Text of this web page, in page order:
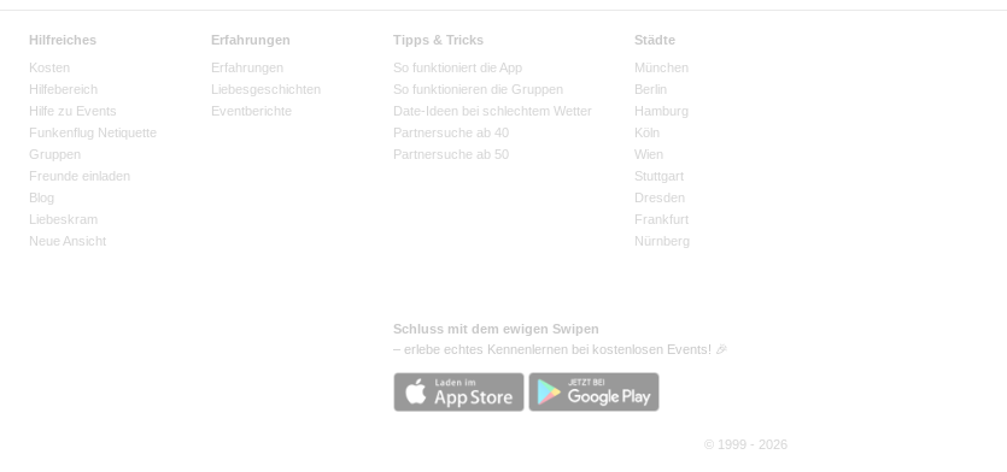
Hilfreiches
Kosten
Hilfebereich
Hilfe zu Events
Funkenflug Netiquette
Gruppen
Freunde einladen
Blog
Liebeskram
Neue Ansicht
Erfahrungen
Erfahrungen
Liebesgeschichten
Eventberichte
Tipps & Tricks
So funktioniert die App
So funktionieren die Gruppen
Date-Ideen bei schlechtem Wetter
Partnersuche ab 40
Partnersuche ab 50
Städte
München
Berlin
Hamburg
Köln
Wien
Stuttgart
Dresden
Frankfurt
Nürnberg
Schluss mit dem ewigen Swipen
– erlebe echtes Kennenlernen bei kostenlosen Events! 🎉
© 1999 - 2026